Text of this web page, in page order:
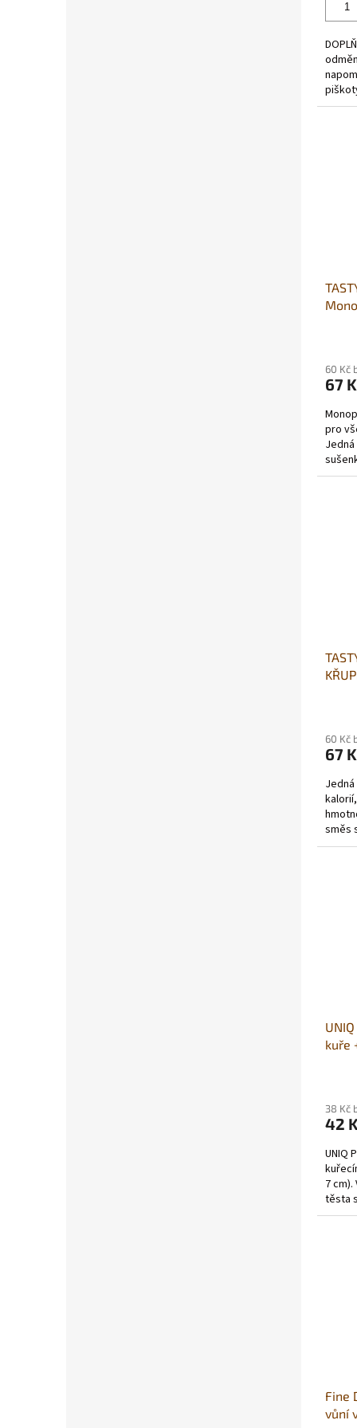
60 Kč
67
pro
60 Kč
67
směs
kuře
38 Kč
42
UNIQ
7
těsta
Fine
vůní